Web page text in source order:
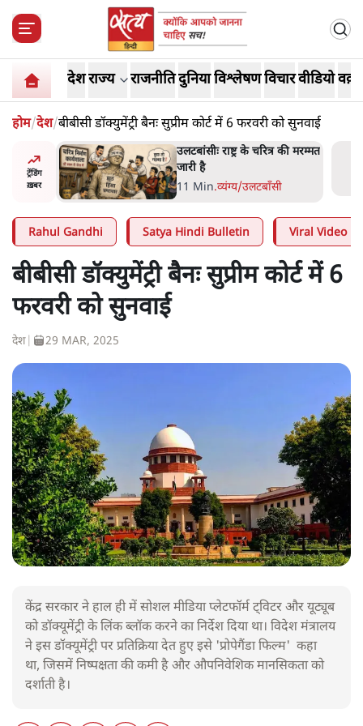
देशराज्य राजनीतिदुनियाविश्लेषणविचारवीडियो
होम/देश/बीबीसी डॉक्युमेंट्री बैनः सुप्रीम कोर्ट में 6 फरवरी को सुनवाई
ट्रेंडिंग
ख़बर
पर
उलटबांसीः राष्ट्र के चरित्र की मरम्मत
जारी है
11 Min.व्यंग्य/उलटबाँसी
Rahul Gandhi Satya Hindi Bulletin Viral Video
बीबीसी डॉक्युमेंट्री बैनः सुप्रीम कोर्ट में 6
फरवरी को सुनवाई
देश 29 MAR, 2025
केंद्र सरकार ने हाल ही में सोशल मीडिया प्लेटफॉर्म ट्विटर और यूट्यूब
को डॉक्यूमेंट्री के लिंक ब्लॉक करने का निर्देश दिया था। विदेश मंत्रालय
ने इस डॉक्यूमेंट्री पर प्रतिक्रिया देत हुए इसे 'प्रोपेगैंडा फिल्म' कहा
था, जिसमें निष्पक्षता की कमी है और औपनिवेशिक मानसिकता को
दर्शाती है।